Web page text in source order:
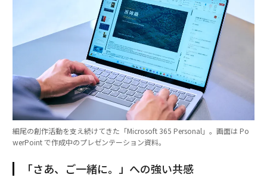
細尾の創作活動を支え続けてきた「Microsoft 365 Personal」。画面は Po
werPoint で作成中のプレゼンテーション資料。
「さあ、ご一緒に。」への強い共感